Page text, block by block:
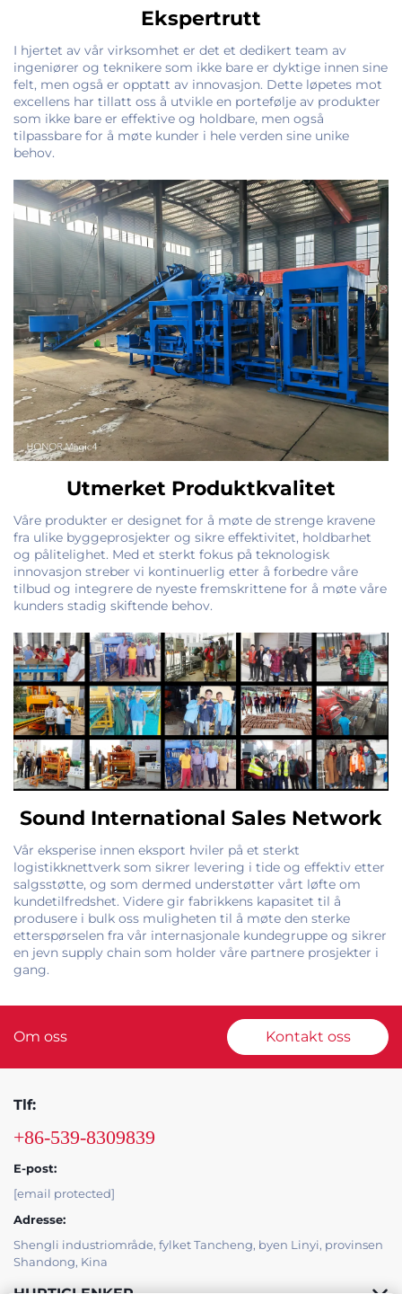
Ekspertrutt
I hjertet av vår virksomhet er det et dedikert team av
ingeniører og teknikere som ikke bare er dyktige innen sine
felt, men også er opptatt av innovasjon. Dette løpetes mot
excellens har tillatt oss å utvikle en portefølje av produkter
som ikke bare er effektive og holdbare, men også
tilpassbare for å møte kunder i hele verden sine unike
behov.
Utmerket Produktkvalitet
Våre produkter er designet for å møte de strenge kravene
fra ulike byggeprosjekter og sikre effektivitet, holdbarhet
og pålitelighet. Med et sterkt fokus på teknologisk
innovasjon streber vi kontinuerlig etter å forbedre våre
tilbud og integrere de nyeste fremskrittene for å møte våre
kunders stadig skiftende behov.
Sound International Sales Network
Vår eksperise innen eksport hviler på et sterkt
logistikknettverk som sikrer levering i tide og effektiv etter
salgsstøtte, og som dermed understøtter vårt løfte om
kundetilfredshet. Videre gir fabrikkens kapasitet til å
produsere i bulk oss muligheten til å møte den sterke
etterspørselen fra vår internasjonale kundegruppe og sikrer
en jevn supply chain som holder våre partnere prosjekter i
gang.
Om oss Kontakt oss
Tlf:
+86-539-8309839
E-post:
[email protected]
Adresse:
Shengli industriområde, fylket Tancheng, byen Linyi, provinsen
Shandong, Kina